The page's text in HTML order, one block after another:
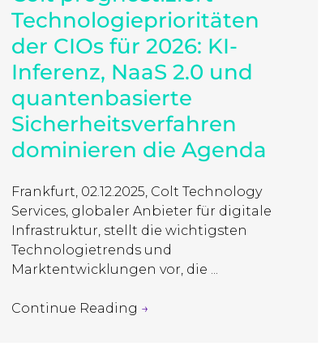
Technologieprioritäten
der CIOs für 2026: KI-
Inferenz, NaaS 2.0 und
quantenbasierte
Sicherheitsverfahren
dominieren die Agenda
Frankfurt, 02.12.2025, Colt Technology
Services, globaler Anbieter für digitale
Infrastruktur, stellt die wichtigsten
Technologietrends und
Marktentwicklungen vor, die ...
Continue Reading →